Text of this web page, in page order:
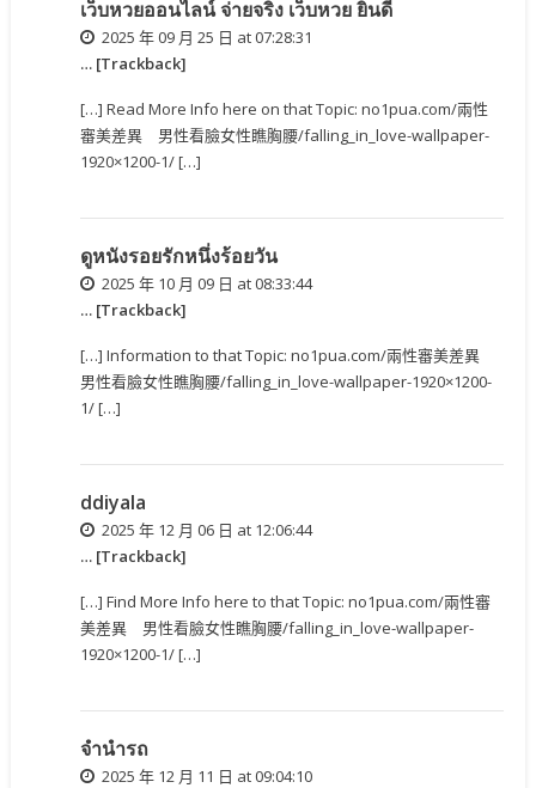
เว็บหวยออนไลน์ จ่ายจริง เว็บหวย ยินดี
2025 年 09 月 25 日 at 07:28:31
… [Trackback]
[…] Read More Info here on that Topic: no1pua.com/兩性
審美差異 男性看臉女性瞧胸腰/falling_in_love-wallpaper-
1920×1200-1/ […]
ดูหนังรอยรักหนึ่งร้อยวัน
2025 年 10 月 09 日 at 08:33:44
… [Trackback]
[…] Information to that Topic: no1pua.com/兩性審美差異
男性看臉女性瞧胸腰/falling_in_love-wallpaper-1920×1200-
1/ […]
ddiyala
2025 年 12 月 06 日 at 12:06:44
… [Trackback]
[…] Find More Info here to that Topic: no1pua.com/兩性審
美差異 男性看臉女性瞧胸腰/falling_in_love-wallpaper-
1920×1200-1/ […]
จำนำรถ
2025 年 12 月 11 日 at 09:04:10